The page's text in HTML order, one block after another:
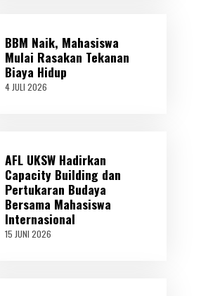
2
0
2
6
BBM Naik, Mahasiswa
Mulai Rasakan Tekanan
Biaya Hidup
4 JULI 2026
0
2
6
AFL UKSW Hadirkan
Capacity Building dan
Pertukaran Budaya
Bersama Mahasiswa
Internasional
15 JUNI 2026